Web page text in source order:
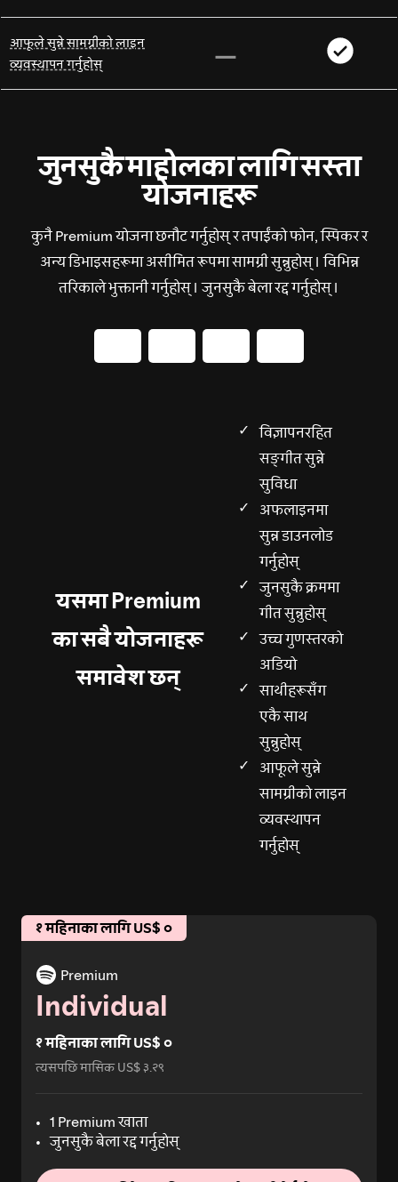
आफूले सुन्ने सामग्रीको लाइन
व्यवस्थापन गर्नुहोस्
जुनसुकै माहोलका लागि सस्ता
योजनाहरू
कुनै Premium योजना छनौट गर्नुहोस् र तपाईंको फोन, स्पिकर र
अन्य डिभाइसहरूमा असीमित रूपमा सामग्री सुन्नुहोस्। विभिन्न
तरिकाले भुक्तानी गर्नुहोस्। जुनसुकै बेला रद्द गर्नुहोस्।
यसमा Premium
का सबै योजनाहरू
समावेश छन्
विज्ञापनरहित
सङ्गीत सुन्ने
सुविधा
अफलाइनमा
सुन्न डाउनलोड
गर्नुहोस्
जुनसुकै क्रममा
गीत सुन्नुहोस्
उच्च गुणस्तरको
अडियो
साथीहरूसँग
एकै साथ
सुन्नुहोस्
आफूले सुन्ने
सामग्रीको लाइन
व्यवस्थापन
गर्नुहोस्
१ महिनाका लागि US$ ०
Premium
Individual
१ महिनाका लागि US$ ०
त्यसपछि मासिक US$ ३.२९
1 Premium खाता
जुनसुकै बेला रद्द गर्नुहोस्